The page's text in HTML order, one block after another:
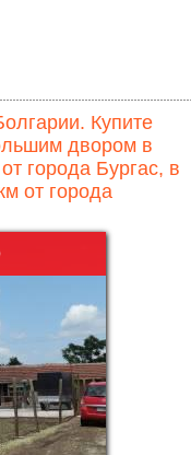
электричество,
Купите
двором в
города Бургас, в
от города